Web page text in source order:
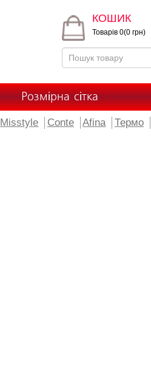
КОШИК
Товарів 0(0 грн)
Розмірна сітка
Misstyle Conte Afina Термо